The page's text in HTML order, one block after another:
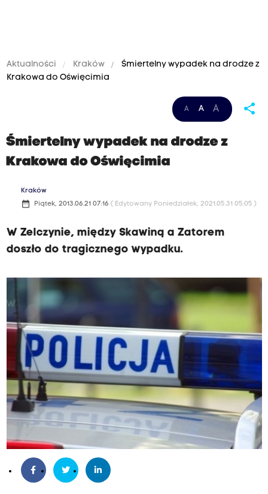
Aktualności Kraków
Śmiertelny wypadek na drodze z
Krakowa do Oświęcimia
A A A share
Śmiertelny wypadek na drodze z
Krakowa do Oświęcimia
Kraków
date_range Piątek, 2013.06.21 07:16 ( Edytowany Poniedziałek, 2021.05.31 05:05 )
W Zelczynie, między Skawiną a Zatorem
doszło do tragicznego wypadku.